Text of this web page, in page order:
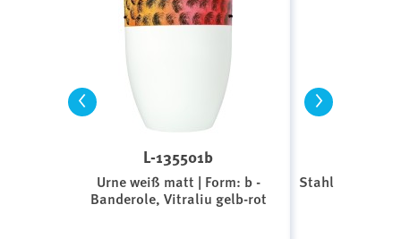
<
L-135501b
Urne weiß matt | Form: b -
Banderole, Vitraliu gelb-rot
Stahl,
>